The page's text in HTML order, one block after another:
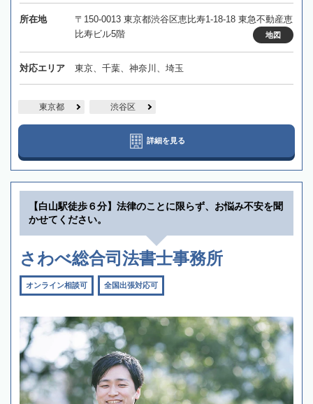
所在地
〒150-0013 東京都渋谷区恵比寿1-18-18 東急不動産恵
比寿ビル5階
地図
対応エリア 東京、千葉、神奈川、埼玉
東京都 渋谷区
詳細を見る
【白山駅徒歩６分】法律のことに限らず、お悩み不安を聞
かせてください。
さわべ総合司法書士事務所
オンライン相談可 全国出張対応可